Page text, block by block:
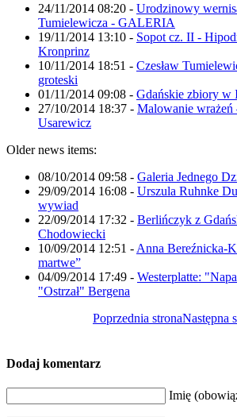
24/11/2014 08:20 - Urodzinowy
Tumielewicza - GALERIA
19/11/2014 13:10 - Sopot cz. II -
Kronprinz
10/11/2014 18:51 - Czesław
groteski
01/11/2014 09:08 - Gdańskie zbiory w
27/10/2014 18:37 - Malowanie wrażeń
Usarewicz
Older news items:
08/10/2014 09:58 - Galeria Jednego
29/09/2014 16:08 - Urszula Ruhnke
wywiad
22/09/2014 17:32 - Berlińczyk z
Chodowiecki
10/09/2014 12:51 - Anna Bereźnicka-
martwe”
04/09/2014 17:49 - Westerplatte:
"Ostrzał" Bergena
Poprzednia stronaNastępna
Dodaj komentarz
Imię